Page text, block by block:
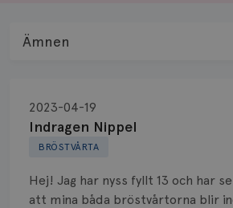
BRÖSTVÅRTA
Indragen Nippel
2023-04-19
Hej! Jag har nyss fyllt 13 och har
att mina båda bröstvårtorna blir
Ämnen
Biopsi
Biverkningar
Bröstvårta